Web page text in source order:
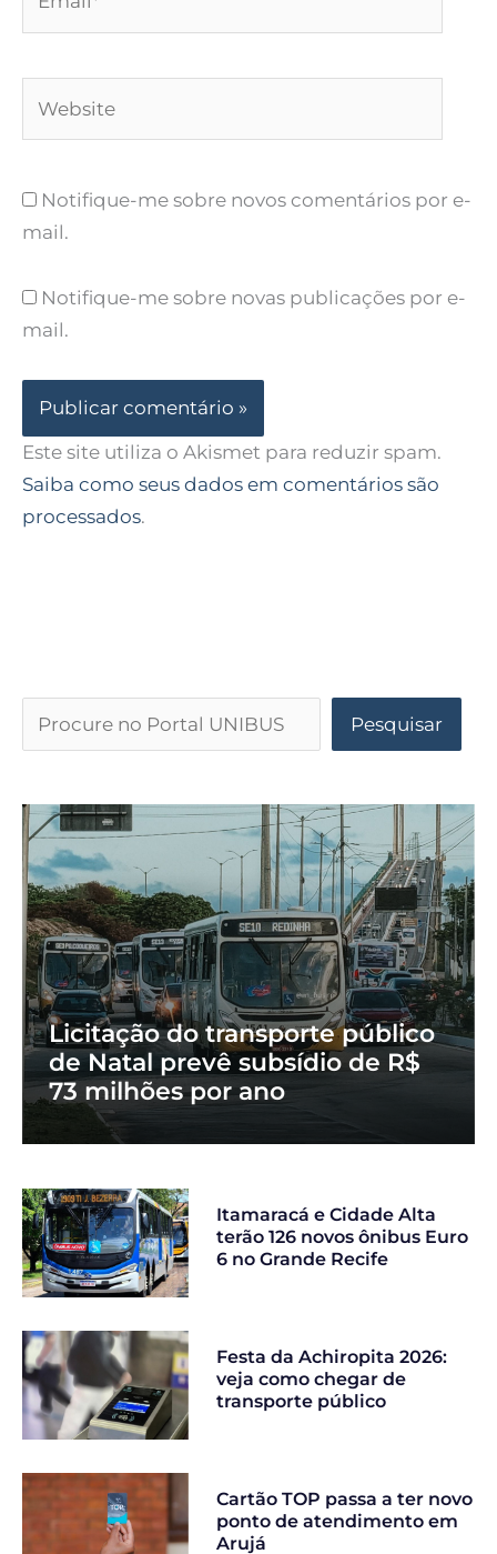
Notifique-me sobre novos comentários por e-
mail.
Notifique-me sobre novas publicações por e-
mail.
Este site utiliza o Akismet para reduzir spam.
Saiba como seus dados em comentários são
processados.
Pesquisar
Licitação do transporte público
de Natal prevê subsídio de R$
73 milhões por ano
Itamaracá e Cidade Alta
terão 126 novos ônibus Euro
6 no Grande Recife
Festa da Achiropita 2026:
veja como chegar de
transporte público
Cartão TOP passa a ter novo
ponto de atendimento em
Arujá